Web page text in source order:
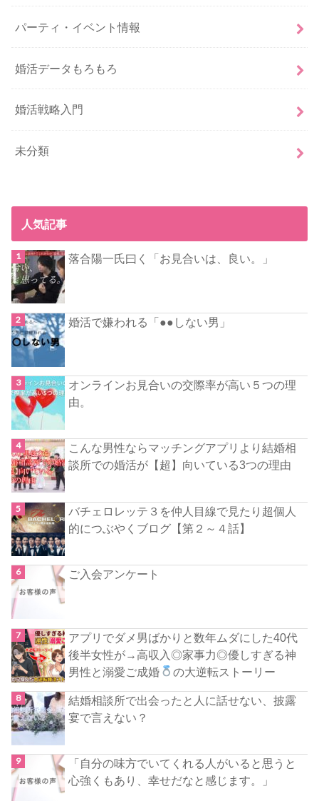
パーティ・イベント情報
婚活データもろもろ
婚活戦略入門
未分類
人気記事
落合陽一氏曰く「お見合いは、良い。」
婚活で嫌われる「●●しない男」
オンラインお見合いの交際率が高い５つの理
由。
こんな男性ならマッチングアプリより結婚相
談所での婚活が【超】向いている3つの理由
バチェロレッテ３を仲人目線で見たり超個人
的につぶやくブログ【第２～４話】
ご入会アンケート
アプリでダメ男ばかりと数年ムダにした40代
後半女性が→高収入◎家事力◎優しすぎる神
男性と溺愛ご成婚
の大逆転ストーリー
結婚相談所で出会ったと人に話せない、披露
宴で言えない？
「自分の味方でいてくれる人がいると思うと
心強くもあり、幸せだなと感じます。」